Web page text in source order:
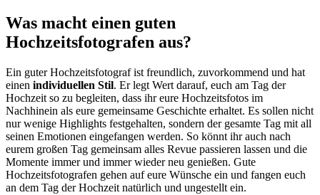
Was macht einen guten
Hochzeitsfotografen aus?
Ein guter Hochzeitsfotograf ist freundlich, zuvorkommend und hat
einen individuellen Stil. Er legt Wert darauf, euch am Tag der
Hochzeit so zu begleiten, dass ihr eure Hochzeitsfotos im
Nachhinein als eure gemeinsame Geschichte erhaltet. Es sollen nicht
nur wenige Highlights festgehalten, sondern der gesamte Tag mit all
seinen Emotionen eingefangen werden. So könnt ihr auch nach
eurem großen Tag gemeinsam alles Revue passieren lassen und die
Momente immer und immer wieder neu genießen. Gute
Hochzeitsfotografen gehen auf eure Wünsche ein und fangen euch
an dem Tag der Hochzeit natürlich und ungestellt ein.